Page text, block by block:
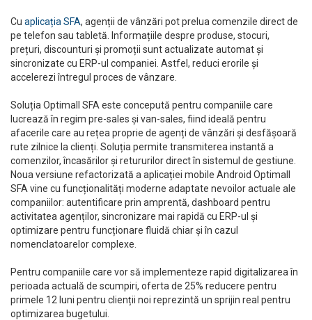
Cu aplicația SFA, agenții de vânzări pot prelua comenzile direct de
pe telefon sau tabletă. Informațiile despre produse, stocuri,
prețuri, discounturi și promoții sunt actualizate automat și
sincronizate cu ERP-ul companiei. Astfel, reduci erorile și
accelerezi întregul proces de vânzare.
Soluția Optimall SFA este concepută pentru companiile care
lucrează în regim pre-sales și van-sales, fiind ideală pentru
afacerile care au rețea proprie de agenți de vânzări și desfășoară
rute zilnice la clienți. Soluția permite transmiterea instantă a
comenzilor, încasărilor și retururilor direct în sistemul de gestiune.
Noua versiune refactorizată a aplicației mobile Android Optimall
SFA vine cu funcționalități moderne adaptate nevoilor actuale ale
companiilor: autentificare prin amprentă, dashboard pentru
activitatea agenților, sincronizare mai rapidă cu ERP-ul și
optimizare pentru funcționare fluidă chiar și în cazul
nomenclatoarelor complexe.
Pentru companiile care vor să implementeze rapid digitalizarea în
perioada actuală de scumpiri, oferta de 25% reducere pentru
primele 12 luni pentru clienții noi reprezintă un sprijin real pentru
optimizarea bugetului.